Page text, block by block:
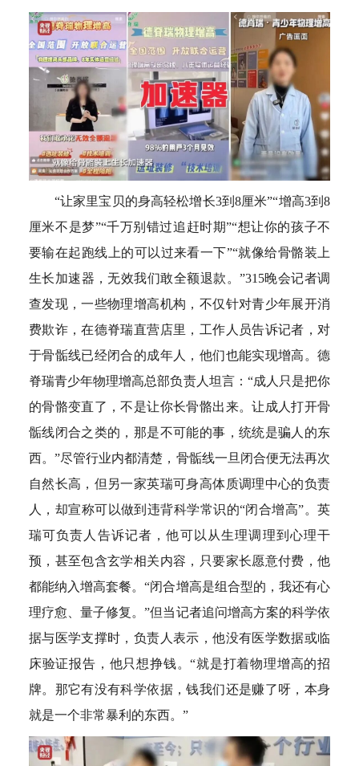
“让家里宝贝的身高轻松增长3到8厘米”“增高3到8
厘米不是梦”“千万别错过追赶时期”“想让你的孩子不
要输在起跑线上的可以过来看一下”“就像给骨骼装上
生长加速器，无效我们敢全额退款。”315晚会记者调
查发现，一些物理增高机构，不仅针对青少年展开消
费欺诈，在德脊瑞直营店里，工作人员告诉记者，对
于骨骺线已经闭合的成年人，他们也能实现增高。德
脊瑞青少年物理增高总部负责人坦言：“成人只是把你
的骨骼变直了，不是让你长骨骼出来。让成人打开骨
骺线闭合之类的，那是不可能的事，统统是骗人的东
西。”尽管行业内都清楚，骨骺线一旦闭合便无法再次
自然长高，但另一家英瑞可身高体质调理中心的负责
人，却宣称可以做到违背科学常识的“闭合增高”。英
瑞可负责人告诉记者，他可以从生理调理到心理干
预，甚至包含玄学相关内容，只要家长愿意付费，他
都能纳入增高套餐。“闭合增高是组合型的，我还有心
理疗愈、量子修复。”但当记者追问增高方案的科学依
据与医学支撑时，负责人表示，他没有医学数据或临
床验证报告，他只想挣钱。“就是打着物理增高的招
牌。那它有没有科学依据，钱我们还是赚了呀，本身
就是一个非常暴利的东西。”